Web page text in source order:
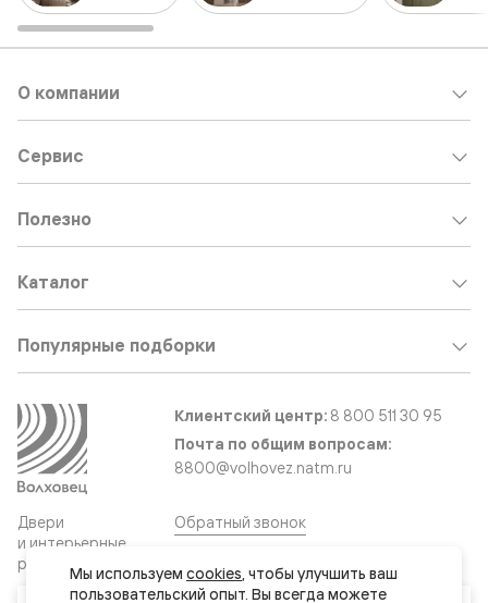
Двери
и интерьерные
решения
О компании
Сервис
Полезно
Каталог
Популярные подборки
Клиентский центр: 8 800 511 30 95
Почта по общим вопросам:
8800@volhovez.natm.ru
Обратный звонок
Мы используем cookies, чтобы улучшить ваш
пользовательский опыт. Вы всегда можете